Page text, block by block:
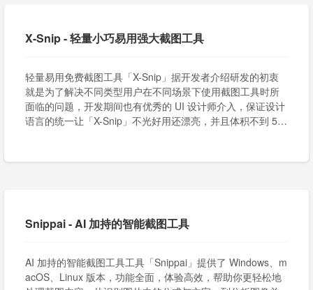
X-Snip - 轻量小巧易用强大截图工具
轻量易用免费截图工具「X-Snip」据开发者介绍研发的初衷
就是为了解决不同类型用户在不同场景下使用截图工具时所
面临的问题，开发期间也有优秀的 UI 设计师介入，保证设计
语言的统一让「X-Snip」不光好用还漂亮，并且体积不到 50
Snippai - AI 加持的智能截图工具
AI 加持的智能截图工具工具「Snippai」提供了 Windows、m
acOS、Linux 版本，功能全面，体验高效，帮助你更轻松地